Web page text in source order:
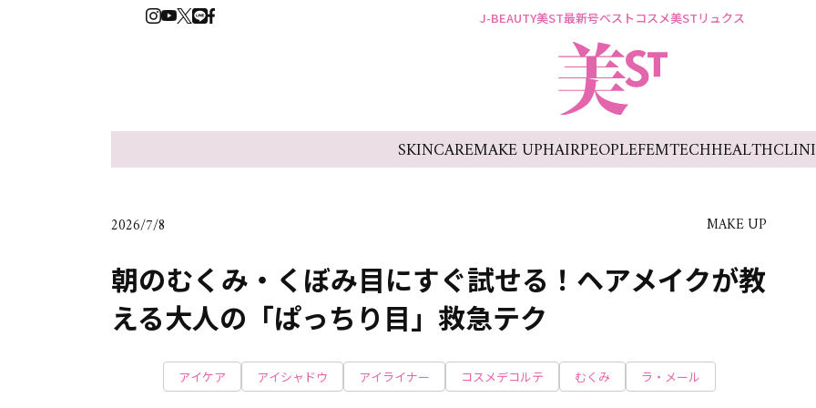
J-BEAUTY美ST最新号ベストコスメ美STリュクス
SKINCAREMAKE UPHAIRPEOPLEFEMTECHHEALTH
2026/7/8 MAKE UP
朝のむくみ・くぼみ目にすぐ試せる！ヘアメイクが教
える大人の「ぱっちり目」救急テク
アイケア アイシャドウ アイライナー コスメデコルテ むくみ ラ・メール